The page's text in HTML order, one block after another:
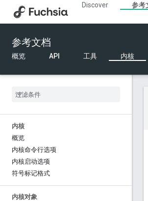
Discover 参考
参考文档
概览 API 工具 内核
内核
概览
内核命令行选项
内核启动选项
符号标记格式
内核对象